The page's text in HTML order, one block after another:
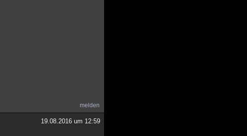
melden
19.08.2016 um 12:59